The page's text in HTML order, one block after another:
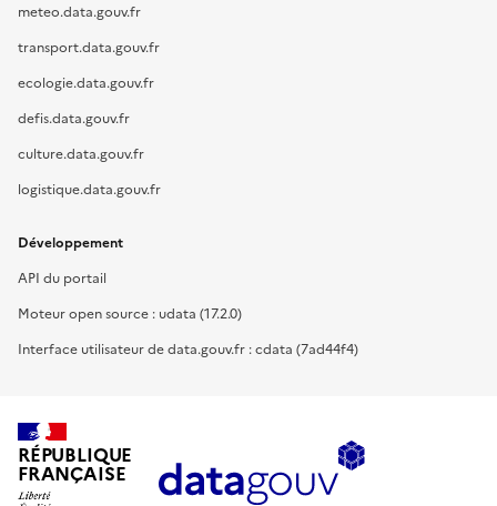
meteo.data.gouv.fr
transport.data.gouv.fr
ecologie.data.gouv.fr
defis.data.gouv.fr
culture.data.gouv.fr
logistique.data.gouv.fr
Développement
API du portail
Moteur open source : udata (17.2.0)
Interface utilisateur de data.gouv.fr : cdata (7ad44f4)
RÉPUBLIQUE
FRANÇAISE